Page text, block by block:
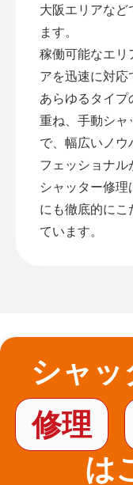
大阪エリアな
ます。
稼働可能なエリ
アを迅速に対応
あらゆるタイ
重ね、手動シャ
で、幅広いノウ
フェッショナル
シャッター修
にも徹底的にこ
ています。
シャッ
修理
は